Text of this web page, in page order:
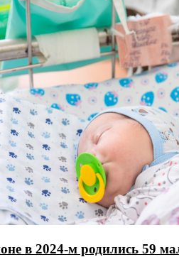
в 2024-м родились 59